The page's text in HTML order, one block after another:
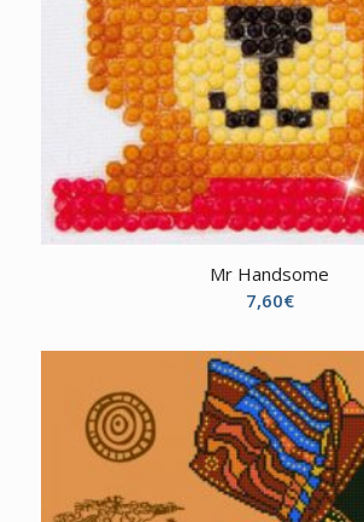
Mr Handsome
7,60€